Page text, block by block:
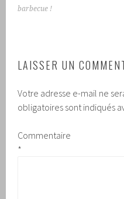
barbecue !
LAISSER UN
Votre adresse e-mail ne
obligatoires sont indiqués
Commentaire
*